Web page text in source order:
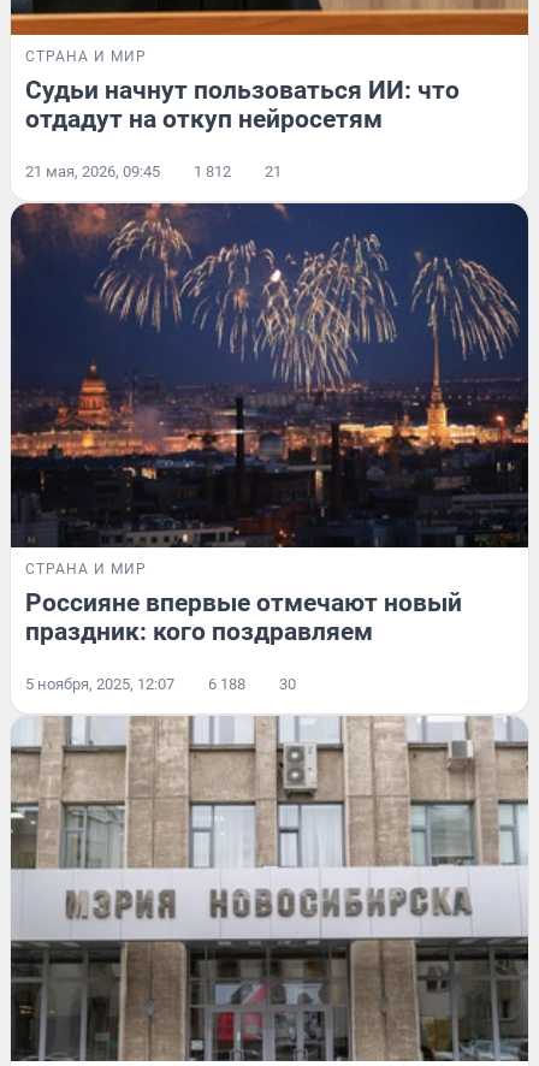
СТРАНА И МИР
Судьи начнут пользоваться ИИ: что
отдадут на откуп нейросетям
21 мая, 2026, 09:45 1 812 21
СТРАНА И МИР
Россияне впервые отмечают новый
праздник: кого поздравляем
5 ноября, 2025, 12:07 6 188 30